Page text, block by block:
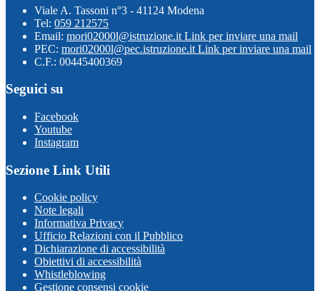
Viale A. Tassoni n°3 - 41124 Modena
Tel: 059 212575
Email: mori02000l@istruzione.it Link per inviare una mail
PEC: mori02000l@pec.istruzione.it Link per inviare una mail
C.F.: 00445400369
Seguici su
Facebook
Youtube
Instagram
Sezione Link Utili
Cookie policy
Note legali
Informativa Privacy
Ufficio Relazioni con il Pubblico
Dichiarazione di accessibilità
Obiettivi di accessibilità
Whistleblowing
Gestione consensi cookie